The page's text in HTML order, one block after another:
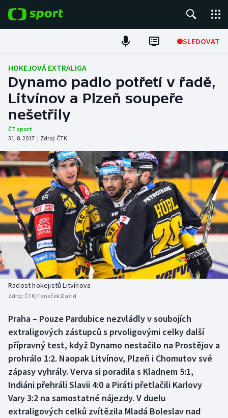
SLEDOVAT
Fotbal
Hokej
Tenis
Atletika
Cyklistika
DALŠÍ SPORTY
Americký fotbal
Baseball a softbal
Basketbal
Biatlon
Box
Curling
Dostihy
Florbal
NEPŘEHLÉDNĚTE
Soutěže
Historické návraty
Aplikace ČT sport
HOKEJOVÁ EXTRALIGA
Dynamo padlo potřetí v řadě,
Litvínov a Plzeň soupeře
nešetřily
ČT sport
31. 8. 2017 | Zdroj: ČTK
Radost hokejistů Litvínova
Zdroj: ČTK/Taneček David
Praha – Pouze Pardubice nezvládly v soubojích
extraligových zástupců s prvoligovými celky další
přípravný test, když Dynamo nestačilo na Prostějov a
prohrálo 1:2. Naopak Litvínov, Plzeň i Chomutov své
zápasy vyhrály. Verva si poradila s Kladnem 5:1,
Indiáni přehráli Slavii 4:0 a Piráti přetlačili Karlovy
Vary 3:2 na samostatné nájezdy. V duelu
extraligových celků zvítězila Mladá Boleslav nad